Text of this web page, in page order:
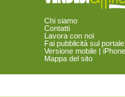
Fumane
Gazzo Veronese
Grezzana
Isola della Scala
Chi siamo
Contatti
Lavora con noi
Fai pubblicità sul portale
Versione mobile | iPhone
Mappa del sito